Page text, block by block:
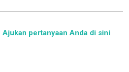
Ajukan pertanyaan Anda di sini.